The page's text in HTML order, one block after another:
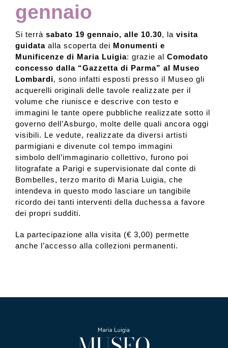
Cerca
English
gennaio
Si terrà sabato 19 gennaio, alle 10.30, la visita
guidataalla scoperta dei Monumenti e
Munificenze di Maria Luigia: grazie al Comodato
concesso dalla “Gazzetta di Parma” al Museo
Lombardi, sono infatti esposti presso il Museo gli
acquerelli originali delle tavole realizzate per il
volume che riunisce e descrive con testo e
immagini le tante opere pubbliche realizzate sotto il
governo dell’Asburgo, molte delle quali ancora oggi
visibili. Le vedute, realizzate da diversi artisti
parmigiani e divenute col tempo immagini
simbolo dell’immaginario collettivo, furono poi
litografate a Parigi e supervisionate dal conte di
Bombelles, terzo marito di Maria Luigia, che
intendeva in questo modo lasciare un tangibile
ricordo dei tanti interventi della duchessa a favore
dei propri sudditi.
La partecipazione alla visita (€ 3,00) permette
anche l’accesso alla collezioni permanenti.